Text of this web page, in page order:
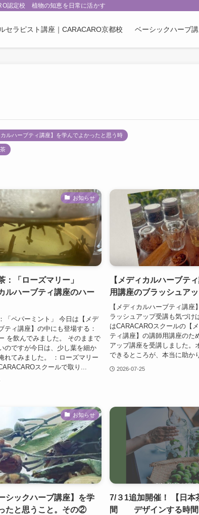
認定校 植物の知恵を日常に活かす
セラピスト講座｜CARACARO京都校 ベーシックハーブ
カルハーブティ講座】を学んでよかったと思う時
お知らせ
：「ローズマリー」
ルハーブティ講座のハー
「ペパーミント」 今日は【メデ
ティ講座】の中にも登場する：
を飲んでみました。 そのままで
のですが今日は、少し葉を細か
れてみました。 ：ローズマリー
スクールで取り...
【メディカルハーブテ
用講座のブラッシュアッ
【メディカルハーブティ講座
ラッシュアップ受講も気づけ
はCARACAROスクールの【
ティ講座】の講師用講座のた
アップ講座を受講しました。
できるところが、本当に助か
2026-07-25
お知らせ
シックハーブ講座】を学
たと思うこと。その②
7/３1追加開催！ 【日本
間 デザインする時間